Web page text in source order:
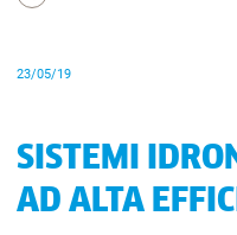
23/05/19
SISTEMI
AD ALTA